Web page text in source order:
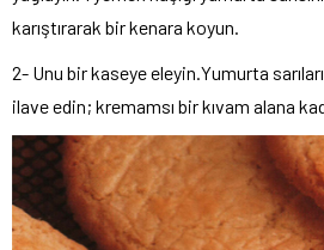
karıştırarak bir kenara koyun.
2- Unu bir kaseye eleyin.Yumurta
ilave edin; kremamsı bir kıvam alana